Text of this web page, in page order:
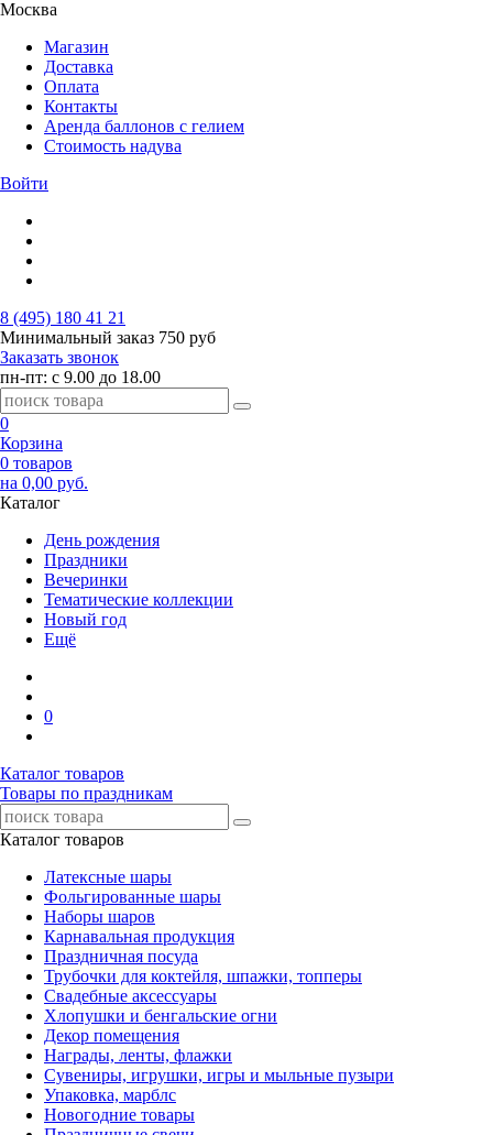
Москва
Магазин
Доставка
Оплата
Контакты
Аренда баллонов с гелием
Стоимость надува
Войти
8 (495) 180 41 21
Минимальный заказ 750 руб
Заказать звонок
пн-пт: с 9.00 до 18.00
0
Корзина
0 товаров
на 0,00 руб.
Каталог
День рождения
Праздники
Вечеринки
Тематические коллекции
Новый год
Ещё
0
Каталог товаров
Товары по праздникам
Каталог товаров
Латексные шары
Фольгированные шары
Наборы шаров
Карнавальная продукция
Праздничная посуда
Трубочки для коктейля, шпажки, топперы
Свадебные аксессуары
Хлопушки и бенгальские огни
Декор помещения
Награды, ленты, флажки
Сувениры, игрушки, игры и мыльные пузыри
Упаковка, марблс
Новогодние товары